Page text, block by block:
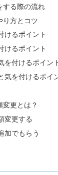
する際の流れ
り方とコツ
けるポイント
けるポイント
を付けるポイン
気を付けるポイ
更とは？
変更する
加でもらう